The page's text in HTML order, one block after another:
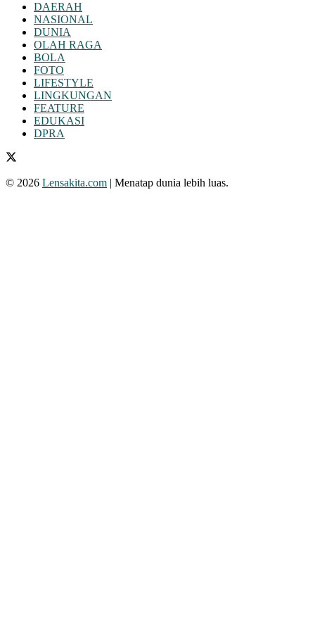
DAERAH
NASIONAL
DUNIA
OLAH RAGA
BOLA
FOTO
LIFESTYLE
LINGKUNGAN
FEATURE
EDUKASI
DPRA
© 2026 Lensakita.com | Menatap dunia lebih luas.